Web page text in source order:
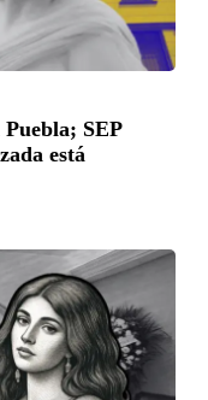
SEP
está